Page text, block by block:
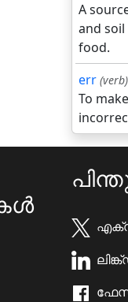
A
and
food.
err (verb)
To
എക്സ്